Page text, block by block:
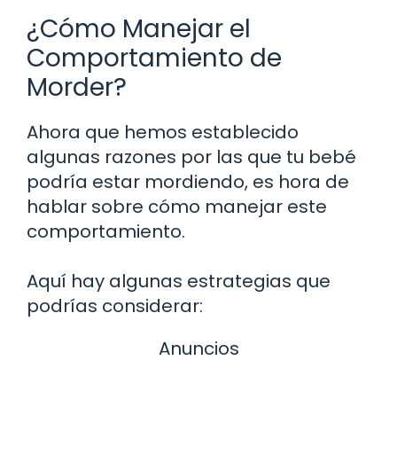
¿Cómo Manejar el
Comportamiento de
Morder?
Ahora que hemos establecido
algunas razones por las que tu bebé
podría estar mordiendo, es hora de
hablar sobre cómo manejar este
comportamiento.
Aquí hay algunas estrategias que
podrías considerar:
Anuncios